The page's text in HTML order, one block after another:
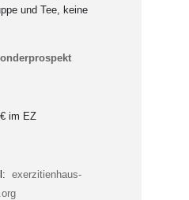
und Tee, keine
im EZ
exerzitienhaus-